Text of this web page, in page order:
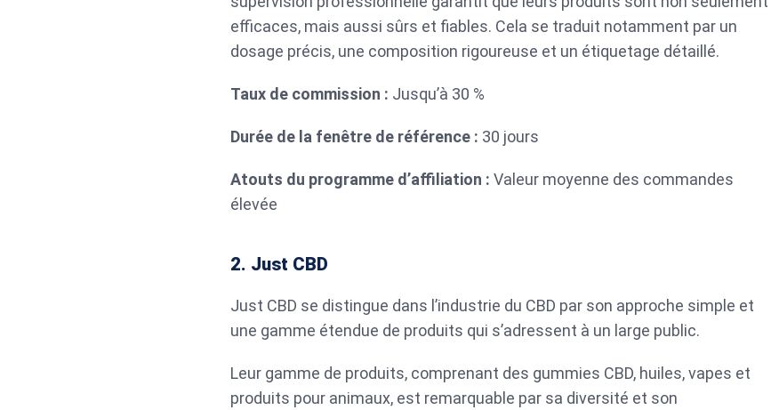
efficaces, mais aussi sûrs et fiables. Cela se traduit notamment par un
dosage précis, une composition rigoureuse et un étiquetage détaillé.
Taux de commission : Jusqu’à 30 %
Durée de la fenêtre de référence : 30 jours
Atouts du programme d’affiliation : Valeur moyenne des commandes
élevée
2. Just CBD
Just CBD se distingue dans l’industrie du CBD par son approche simple et
une gamme étendue de produits qui s’adressent à un large public.
Leur gamme de produits, comprenant des gummies CBD, huiles, vapes et
produits pour animaux, est remarquable par sa diversité et son